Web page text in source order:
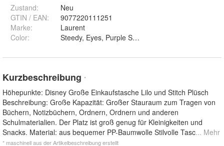
Zustand:
Neu
GTIN / EAN:
9077220111251
Marke:
Laurent
Color: Steedy, Eyes, Purple Shoulder, Blue Crossbody
Kurzbeschreibung *
Höhepunkte: Disney Große Einkaufstasche Lilo und Stitch Plüsch
Beschreibung: Große Kapazität: Großer Stauraum zum Tragen von
Büchern, Notizbüchern, Ordnern, Ordnern und anderen
Schulmaterialien. Der Platz ist groß genug für Kleinigkeiten und
Snacks. Material: aus bequemer PP-Baumwolle Stilvolle Tasc... Mehr
* maschinell aus der Artikelbeschreibung erstellt